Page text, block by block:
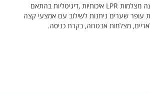
חברת עופר שערים מציעה מצלמות LPR איכותיות ,דיגיטליות בהתאם
עופר שערים ניתנות לשילוב עם אמצעי קצה
מצלמות אבטחה, בקרת כניסה.